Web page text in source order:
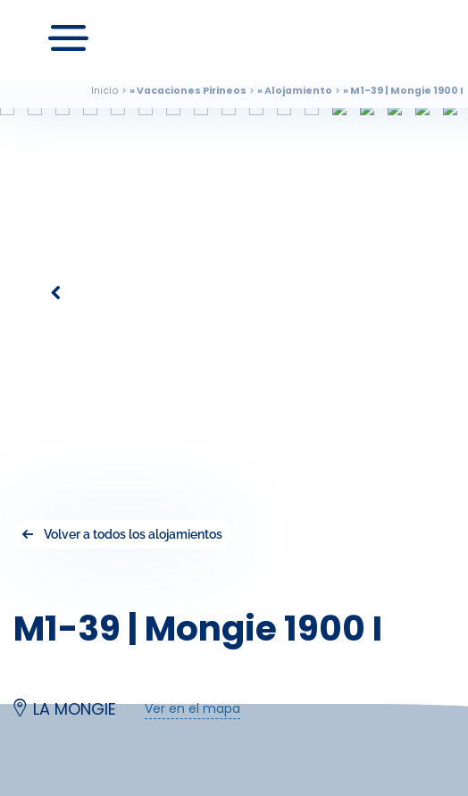
Inicio Vacaciones Pirineos Alojamiento M1-39 | Mongie 1900 I
Volver a todos los alojamientos
M1-39 | Mongie 1900 I
LA MONGIE Ver en el mapa